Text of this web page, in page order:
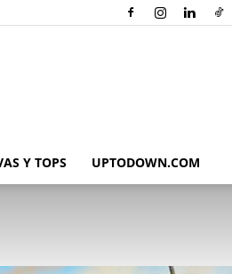
Y TOPS UPTODOWN.COM